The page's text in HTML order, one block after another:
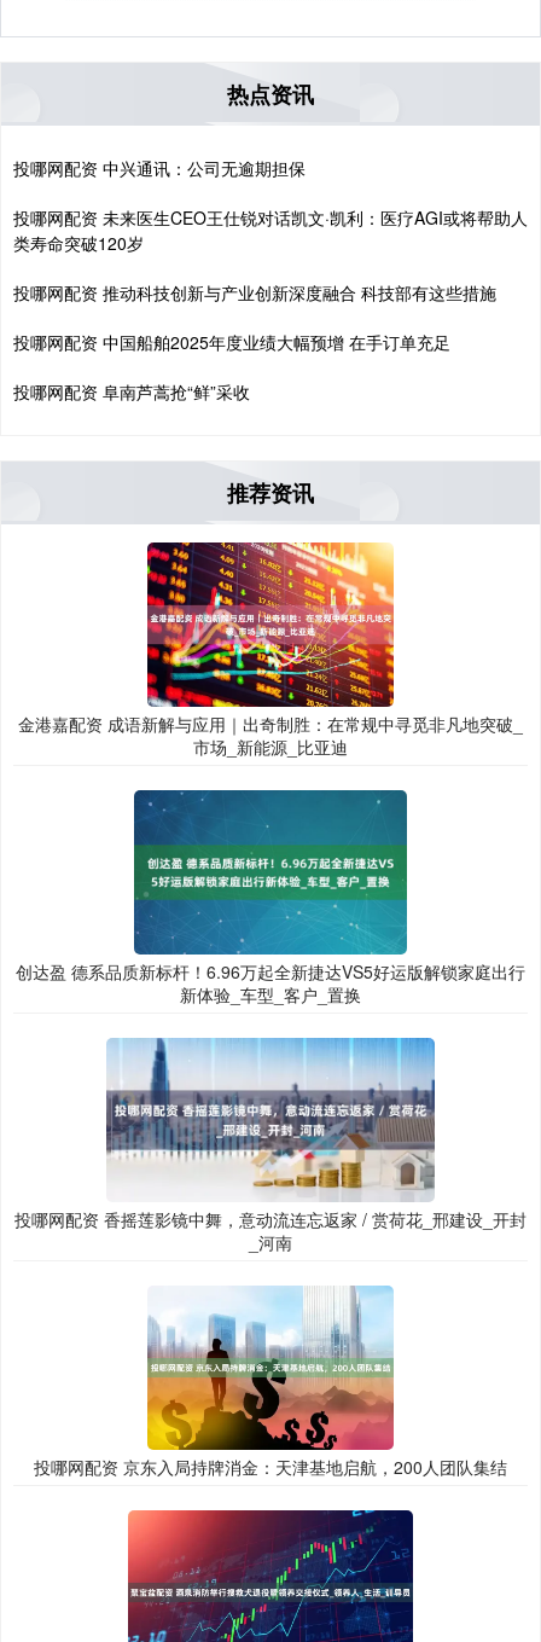
热点资讯
投哪网配资 中兴通讯：公司无逾期担保
投哪网配资 未来医生CEO王仕锐对话凯文·凯利：医疗AGI或将帮助人
类寿命突破120岁
投哪网配资 推动科技创新与产业创新深度融合 科技部有这些措施
投哪网配资 中国船舶2025年度业绩大幅预增 在手订单充足
投哪网配资 阜南芦蒿抢“鲜”采收
推荐资讯
金港嘉配资 成语新解与应用｜出奇制胜：在常规中寻觅非凡地突破_
市场_新能源_比亚迪
创达盈 德系品质新标杆！6.96万起全新捷达VS5好运版解锁家庭出行
新体验_车型_客户_置换
投哪网配资 香摇莲影镜中舞，意动流连忘返家 / 赏荷花_邢建设_开封
_河南
投哪网配资 京东入局持牌消金：天津基地启航，200人团队集结